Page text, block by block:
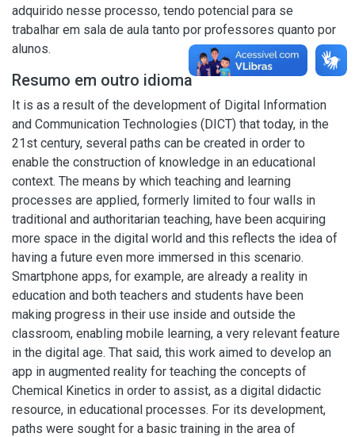
adquirido nesse processo, tendo potencial para se
trabalhar em sala de aula tanto por professores quanto por
alunos.
Resumo em outro idioma
It is as a result of the development of Digital Information
and Communication Technologies (DICT) that today, in the
21st century, several paths can be created in order to
enable the construction of knowledge in an educational
context. The means by which teaching and learning
processes are applied, formerly limited to four walls in
traditional and authoritarian teaching, have been acquiring
more space in the digital world and this reflects the idea of
having a future even more immersed in this scenario.
Smartphone apps, for example, are already a reality in
education and both teachers and students have been
making progress in their use inside and outside the
classroom, enabling mobile learning, a very relevant feature
in the digital age. That said, this work aimed to develop an
app in augmented reality for teaching the concepts of
Chemical Kinetics in order to assist, as a digital didactic
resource, in educational processes. For its development,
paths were sought for a basic training in the area of